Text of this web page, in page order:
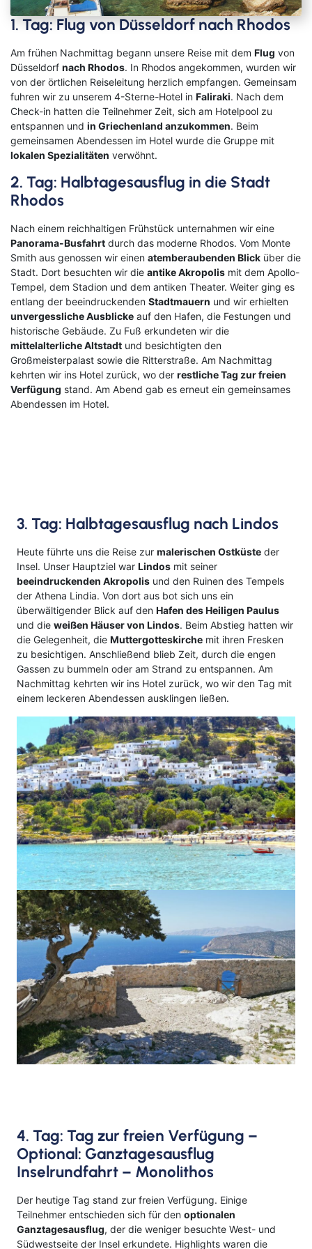
Wellness Kurzurlaub
1. Tag: Flug von Düsseldorf nach Rhodos
Am frühen Nachmittag begann unsere Reise mit dem Flug von
Düsseldorf nach Rhodos. In Rhodos angekommen, wurden wir
von der örtlichen Reiseleitung herzlich empfangen. Gemeinsam
fuhren wir zu unserem 4-Sterne-Hotel in Faliraki. Nach dem
Check-in hatten die Teilnehmer Zeit, sich am Hotelpool zu
entspannen und in Griechenland anzukommen. Beim
gemeinsamen Abendessen im Hotel wurde die Gruppe mit
lokalen Spezialitäten verwöhnt.
2. Tag: Halbtagesausflug in die Stadt
Rhodos
Nach einem reichhaltigen Frühstück unternahmen wir eine
Panorama-Busfahrt durch das moderne Rhodos. Vom Monte
Smith aus genossen wir einen atemberaubenden Blick über die
Stadt. Dort besuchten wir die antike Akropolis mit dem Apollo-
Tempel, dem Stadion und dem antiken Theater. Weiter ging es
entlang der beeindruckenden Stadtmauern und wir erhielten
unvergessliche Ausblicke auf den Hafen, die Festungen und
historische Gebäude. Zu Fuß erkundeten wir die
mittelalterliche Altstadt und besichtigten den
Großmeisterpalast sowie die Ritterstraße. Am Nachmittag
kehrten wir ins Hotel zurück, wo der restliche Tag zur freien
Verfügung stand. Am Abend gab es erneut ein gemeinsames
Abendessen im Hotel.
3. Tag: Halbtagesausflug nach Lindos
Heute führte uns die Reise zur malerischen Ostküste der
Insel. Unser Hauptziel war Lindos mit seiner
beeindruckenden Akropolis und den Ruinen des Tempels
der Athena Lindia. Von dort aus bot sich uns ein
überwältigender Blick auf den Hafen des Heiligen Paulus
und die weißen Häuser von Lindos. Beim Abstieg hatten wir
die Gelegenheit, die Muttergotteskirche mit ihren Fresken
zu besichtigen. Anschließend blieb Zeit, durch die engen
Gassen zu bummeln oder am Strand zu entspannen. Am
Nachmittag kehrten wir ins Hotel zurück, wo wir den Tag mit
einem leckeren Abendessen ausklingen ließen.
4. Tag: Tag zur freien Verfügung –
Optional: Ganztagesausflug
Inselrundfahrt – Monolithos
Der heutige Tag stand zur freien Verfügung. Einige
Teilnehmer entschieden sich für den optionalen
Ganztagesausflug, der die weniger besuchte West- und
Südwestseite der Insel erkundete. Highlights waren die